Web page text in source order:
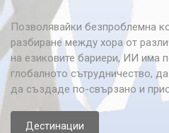
Позволявайки безпроблемна
разбиране между хора от
на езиковите бариери, ИИ има
глобалното сътрудничество,
да създаде по-свързано и
Дестинации